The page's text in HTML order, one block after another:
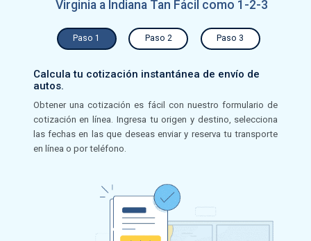
Virginia a Indiana Tan Fácil como 1-2-3
Paso 1 Paso 2 Paso 3
Calcula tu cotización instantánea de envío de
autos.
Obtener una cotización es fácil con nuestro formulario de
cotización en línea. Ingresa tu origen y destino, selecciona
las fechas en las que deseas enviar y reserva tu transporte
en línea o por teléfono.